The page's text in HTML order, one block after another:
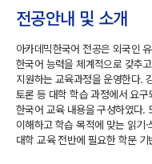
전공안내 및 소개
아카데믹한국어 전공은 외국인
한국어 능력을 체계적으로 갖추
지원하는 교육과정을 운영한다.
토론 등 대학 학습 과정에서 요
한국어 교육 내용을 구성하였다.
이해하고 학습 목적에 맞는 읽기
대학 교육 전반에 필요한 학문